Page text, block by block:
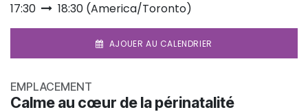
17:30 18:30 (America/Toronto)
AJOUER AU CALENDRIER
EMPLACEMENT
Calme au cœur de la périnatalité